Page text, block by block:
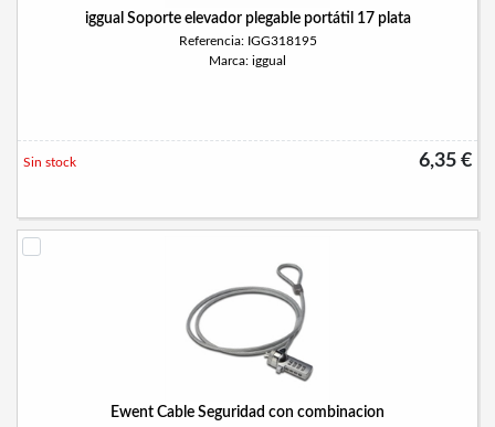
iggual Soporte elevador plegable portátil 17 plata
Referencia: IGG318195
Marca: iggual
6,35 €
Sin stock
Ewent Cable Seguridad con combinacion